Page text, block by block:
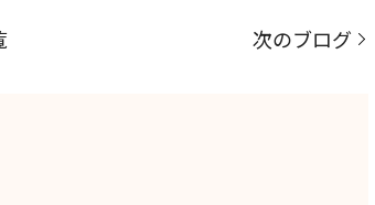
次のブログ